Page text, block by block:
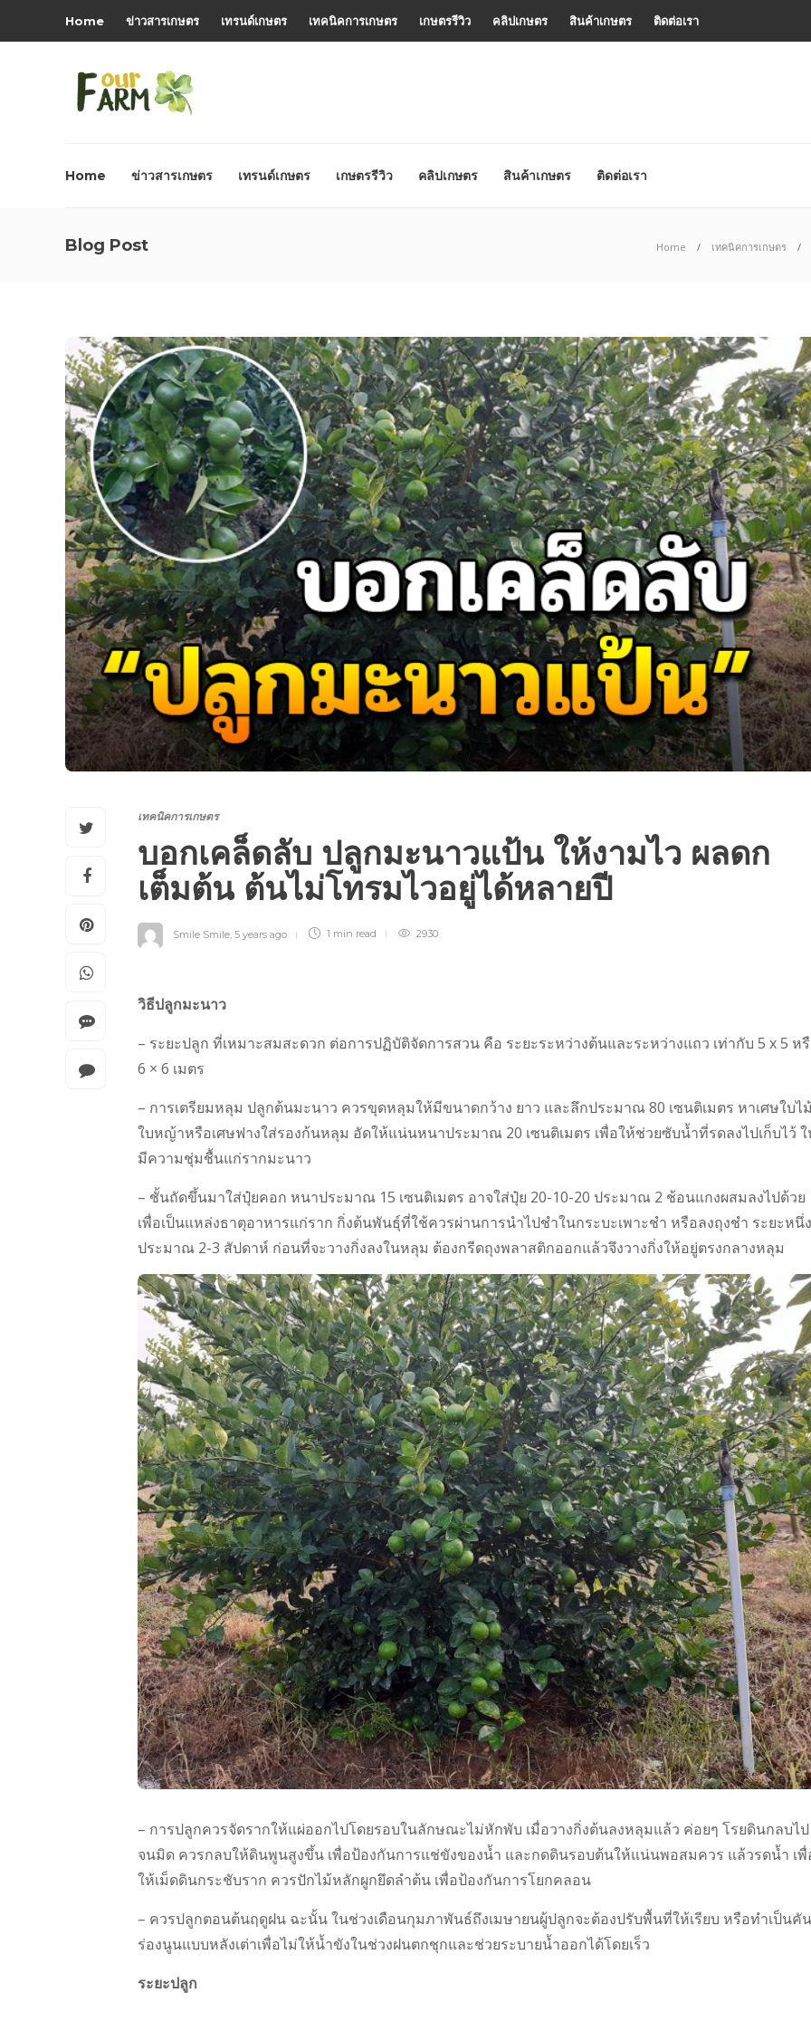
Home ข่าวสารเกษตร เทรนด์เกษตร เทคนิคการเกษตร เกษตรรีวิว คลิปเกษตร สินค้าเกษตร ติดต่อเรา
Home ข่าวสารเกษตร เทรนด์เกษตร เกษตรรีวิว คลิปเกษตร สินค้าเกษตร ติดต่อเรา
Blog Post Home เทคนิคการเกษตร
เทคนิคการเกษตร
บอกเคล็ดลับ ปลูกมะนาวแป้น ให้งามไว ผลดก
เต็มต้น ต้นไม่โทรมไวอยู่ได้หลายปี
Smile Smile 5 years ago 1 min read 2930
วิธีปลูกมะนาว
– ระยะปลูก ที่เหมาะสมสะดวก ต่อการปฏิบัติจัดการสวน คือ ระยะระหว่างต้นและระหว่างแถว เท่ากับ 5 x 5 ห
6 × 6 เมตร
– การเตรียมหลุม ปลูกต้นมะนาว ควรขุดหลุมให้มีขนาดกว้าง ยาว และลึกประมาณ 80 เซนติเมตร หาเศษใบไ
ใบหญ้าหรือเศษฟางใส่รองก้นหลุม อัดให้แน่นหนาประมาณ 20 เซนติเมตร เพื่อให้ช่วยซับน้ำที่รดลงไปเก็บไว้
มีความชุ่มชื้นแก่รากมะนาว
– ชั้นถัดขึ้นมาใส่ปุ๋ยคอก หนาประมาณ 15 เซนติเมตร อาจใส่ปุ๋ย 20-10-20 ประมาณ 2 ช้อนแกงผสมลงไปด้วย
เพื่อเป็นแหล่งธาตุอาหารแก่ราก กิ่งต้นพันธุ์ที่ใช้ควรผ่านการนำไปชำในกระบะเพาะชำ หรือลงถุงชำ ระยะหนึ่ง
ประมาณ 2-3 สัปดาห์ ก่อนที่จะวางกิ่งลงในหลุม ต้องกรีดถุงพลาสติกออกแล้วจึงวางกิ่งให้อยู่ตรงกลางหลุม
– การปลูกควรจัดรากให้แผ่ออกไปโดยรอบในลักษณะไม่หักพับ เมื่อวางกิ่งต้นลงหลุมแล้ว ค่อยๆ โรยดินกลบไป
จนมิด ควรกลบให้ดินพูนสูงขึ้น เพื่อป้องกันการแช่ขังของน้ำ และกดดินรอบต้นให้แน่นพอสมควร แล้วรดน้ำ เพื่
ให้เม็ดดินกระชับราก ควรปักไม้หลักผูกยึดลำต้น เพื่อป้องกันการโยกคลอน
– ควรปลูกตอนต้นฤดูฝน ฉะนั้น ในช่วงเดือนกุมภาพันธ์ถึงเมษายนผู้ปลูกจะต้องปรับพื้นที่ให้เรียบ หรือทำเป็นคัน
ร่องนูนแบบหลังเต่าเพื่อไม่ให้น้ำขังในช่วงฝนตกชุกและช่วยระบายน้ำออกได้โดยเร็ว
ระยะปลูก